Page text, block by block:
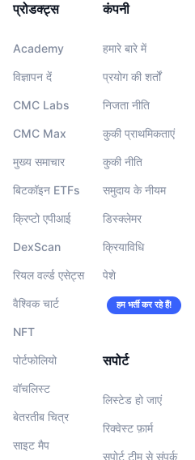
प्रोडक्ट्स
Academy
विज्ञापन दें
CMC Labs
CMC Max
मुख्य समाचार
बिटकॉइन ETFs
क्रिप्टो एपीआई
DexScan
रियल वर्ल्ड एसेट्स
वैश्विक चार्ट
NFT
पोर्टफोलियो
वॉचलिस्‍ट
बेतरतीब चित्र
साइट मैप
कंपनी
हमारे बारे में
प्रयोग की शर्तों
निजता नीति
कुकी प्राथमिकताएं
कुकी नीति
समुदाय के नीयम
डिस्क्लेमर
क्रियाविधि
पेशे
हम भर्ती कर रहे हैं!
सपोर्ट
लिस्टेड हो जाएं
रिक्वेस्ट फ़ार्म
सपोर्ट टीम से संपर्क